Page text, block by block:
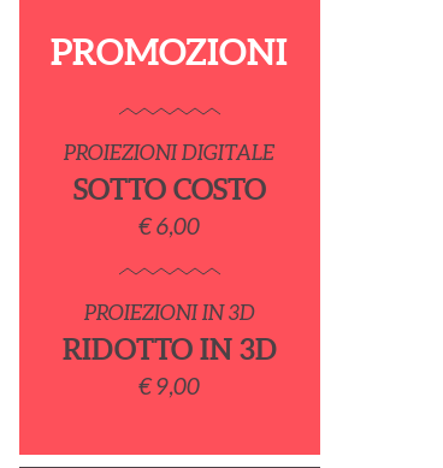
PROMOZIONI
PROIEZIONI DIGITALE
SOTTO COSTO
€ 6,00
PROIEZIONI IN 3D
RIDOTTO IN 3D
€ 9,00